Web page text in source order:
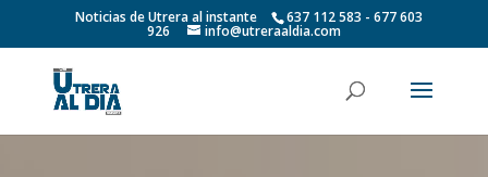
Noticias de Utrera al instante 637 112 583 - 677 603
926 info@utreraaldia.com